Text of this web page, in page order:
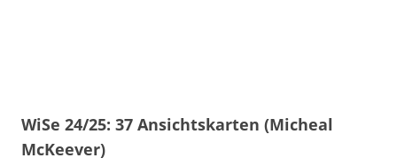
WiSe 24/25: 37 Ansichtskarten (Micheal
McKeever)